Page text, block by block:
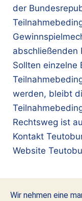
der
abschließenden
Sollten einzelne
werden, bleibt
Rechtsweg ist
Kontakt
Website
Wir nehmen eine